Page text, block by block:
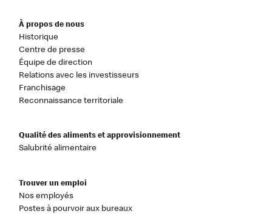
À propos de nous
Historique
Centre de presse
Équipe de direction
Relations avec les investisseurs
Franchisage
Reconnaissance territoriale
Qualité des aliments et approvisionnement
Salubrité alimentaire
Trouver un emploi
Nos employés
Postes à pourvoir aux bureaux